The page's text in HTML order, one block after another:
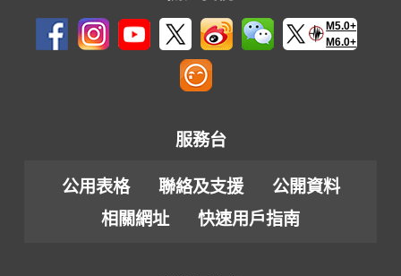
M5.0+
M6.0+
服務台
公用表格 聯絡及支援
公開資料
相關網址
快速用戶指南